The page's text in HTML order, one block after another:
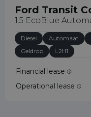
Ford Transit
1.5 EcoBlue
Diesel Automaat
Geldrop
L2H1
Financial lease
Operational lease